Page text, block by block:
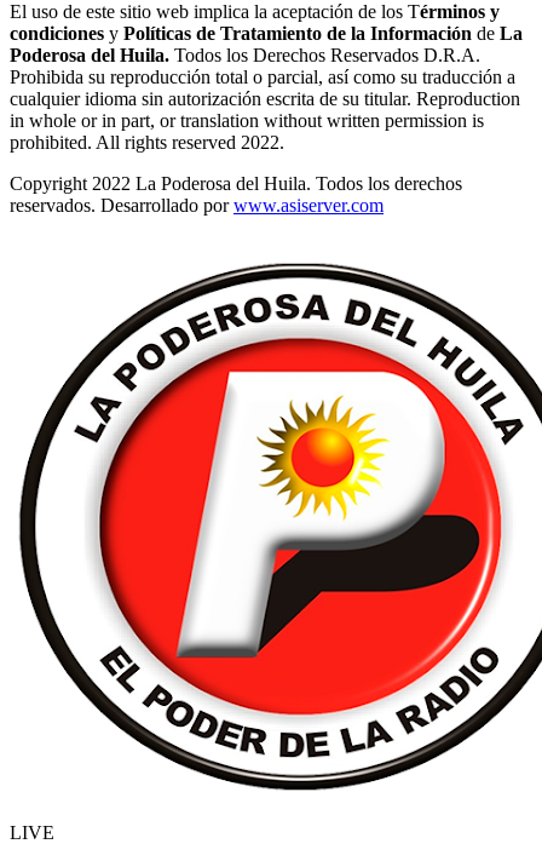
El uso de este sitio web implica la aceptación de los Términos y
condiciones y Políticas de Tratamiento de la Información de La
Poderosa del Huila. Todos los Derechos Reservados D.R.A.
Prohibida su reproducción total o parcial, así como su traducción a
cualquier idioma sin autorización escrita de su titular. Reproduction
in whole or in part, or translation without written permission is
prohibited. All rights reserved 2022.
Copyright 2022 La Poderosa del Huila. Todos los derechos
reservados. Desarrollado porwww.asiserver.com
LIVE